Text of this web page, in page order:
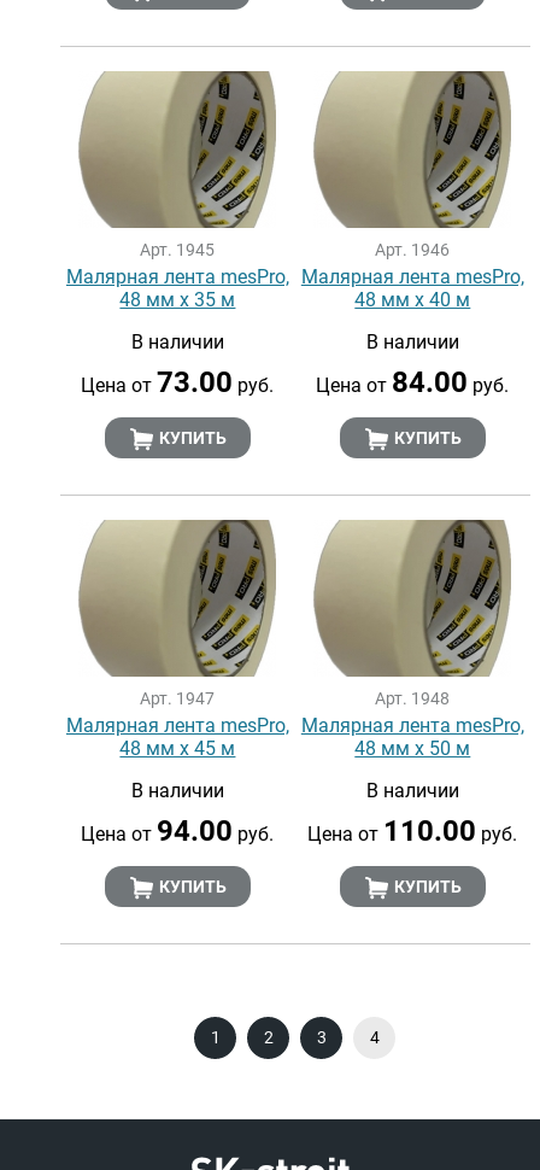
Арт. 1945
Малярная лента mesPro,
48 мм х 35 м
В наличии
Цена от 73.00 руб.
КУПИТЬ
Арт. 1946
Малярная лента mesPro,
48 мм х 40 м
В наличии
Цена от 84.00 руб.
КУПИТЬ
Арт. 1947
Малярная лента mesPro,
48 мм х 45 м
В наличии
Цена от 94.00 руб.
КУПИТЬ
Арт. 1948
Малярная лента mesPro,
48 мм х 50 м
В наличии
Цена от 110.00 руб.
КУПИТЬ
1 2 3 4